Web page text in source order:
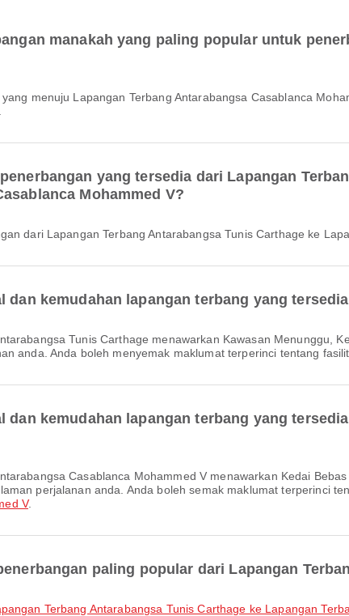
manakah yang paling popular untuk
yang menuju Lapangan Terbang Antarabangsa Casablanca
yang tersedia dari Lapangan
Mohammed V?
dari Lapangan Terbang Antarabangsa Tunis Carthage ke
dan kemudahan lapangan terbang yang
anda. Anda boleh menyemak maklumat terperinci tentang
dan kemudahan lapangan terbang yang
perjalanan anda. Anda boleh semak maklumat terperinci
V.
paling popular dari Lapangan
Terbang Antarabangsa Tunis Carthage ke Lapangan